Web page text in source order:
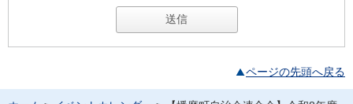
ページの先頭へ戻る